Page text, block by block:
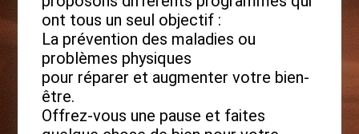
ont tous un seul objectif :
La prévention des maladies ou
problèmes physiques
pour réparer et augmenter votre bien-
être.
Offrez-vous une pause et faites